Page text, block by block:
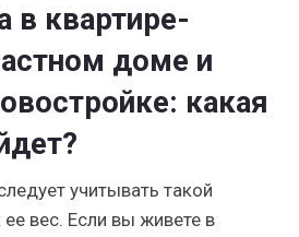
в квартире-
доме и
какая
учитывать такой
вес. Если вы живете в